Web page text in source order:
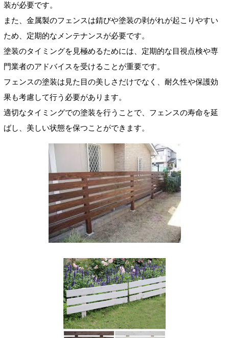
装が必要です。
また、金属製のフェンスは錆びや塗装の剥がれが起こりやすい
ため、定期的なメンテナンスが必要です。
塗装のタイミングを見極めるためには、定期的な目視点検や専
門業者のアドバイスを受けることが重要です。
フェンスの塗装は見た目の美しさだけでなく、耐久性や保護効
果も考慮して行う必要があります。
適切なタイミングでの塗装を行うことで、フェンスの寿命を延
ばし、美しい状態を保つことができます。